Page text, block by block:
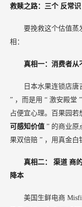
救赎之路：三个 反常识
要挽救这个估值蒸
相：
真相一：消费者从
日本水果连锁店
” ，而是用 “ 激安殿堂 ”
占便宜心理。百果园若
可感知价值 ” 的商业原
果双倍赔 ” ，用真金白
真相二： 渠道 商
降本
美国生鲜电商